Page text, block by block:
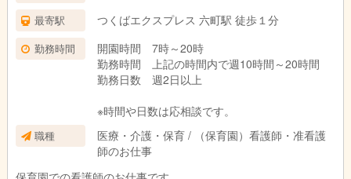
最寄駅 つくばエクスプレス 六町駅 徒歩１分
勤務時間
開園時間 7時～20時
勤務時間 上記の時間内で週10時間～20時間
勤務日数 週2日以上
※時間や日数は応相談です。
職種
医療・介護・保育 / （保育園）看護師・准看護
師のお仕事